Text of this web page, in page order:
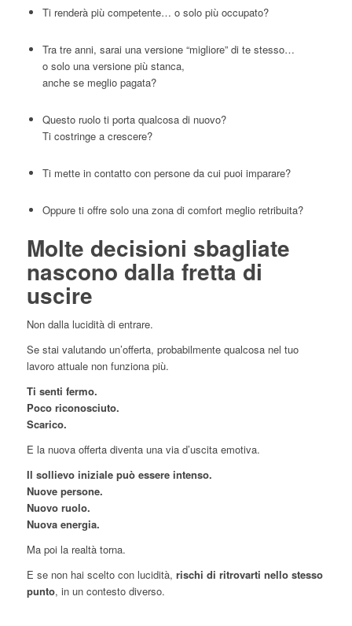
Ti renderà più competente… o solo più occupato?
Tra tre anni, sarai una versione “migliore” di te stesso…
o solo una versione più stanca,
anche se meglio pagata?
Questo ruolo ti porta qualcosa di nuovo?
Ti costringe a crescere?
Ti mette in contatto con persone da cui puoi imparare?
Oppure ti offre solo una zona di comfort meglio retribuita?
Molte decisioni sbagliate
nascono dalla fretta di
uscire
Non dalla lucidità di entrare.
Se stai valutando un’offerta, probabilmente qualcosa nel tuo
lavoro attuale non funziona più.
Ti senti fermo.
Poco riconosciuto.
Scarico.
E la nuova offerta diventa una via d’uscita emotiva.
Il sollievo iniziale può essere intenso.
Nuove persone.
Nuovo ruolo.
Nuova energia.
Ma poi la realtà torna.
E se non hai scelto con lucidità, rischi di ritrovarti nello stesso
punto, in un contesto diverso.